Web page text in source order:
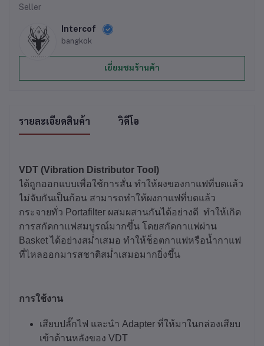
Seller
Intercof
bangkok
เยี่ยมชมร้านค้า
รายละเอียดสินค้า วิดีโอ
VDT (Vibration Distributor Tool)
ได้ถูกออกแบบเพื่อใช้การสั่น ทำให้ผงของกาแฟที่บดแล้ว
ไม่จับกันเป็นก้อน สามารถทำให้ผงกาแฟที่บดแล้ว
กระจายทั่ว Portafilter ผสมผสานกันได้อย่างดี ทำให้เกิด
การสกัดกาแฟสมบูรณ์มากขึ้น โดยสกัดกาแฟผ่าน
Basket ได้อย่างสม่ำเสมอ ทำให้ช็อตกาแฟหรือน้ำกาแฟ
ที่ไหลออกมารสชาติสม่ำเสมอมากยิ่งขึ้น
การใช้งาน
เสียบปลั๊กไฟ และนำ Adapter ที่ให้มาในกล่องเสียบ
เข้าด้านหลังของ VDT